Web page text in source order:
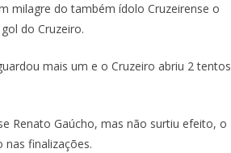
milagre do também ídolo Cruzeirense o
do Cruzeiro.
mais um e o Cruzeiro abriu 2 tentos
Renato Gaúcho, mas não surtiu efeito, o
nas finalizações.